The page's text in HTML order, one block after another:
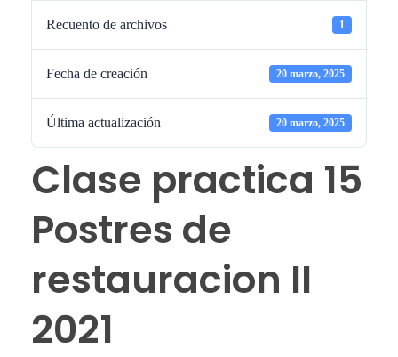
Recuento de archivos 1
Fecha de creación 20 marzo, 2025
Última actualización 20 marzo, 2025
Clase practica 15
Postres de
restauracion II
2021